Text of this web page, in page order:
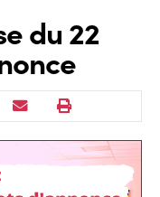
du 22